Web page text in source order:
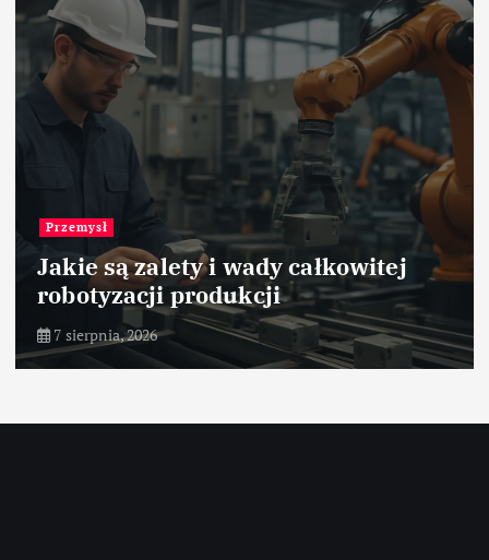
Przemysł papierniczy
Optymalizacja obsługi
magazynowej papieru
7 sierpnia, 2026